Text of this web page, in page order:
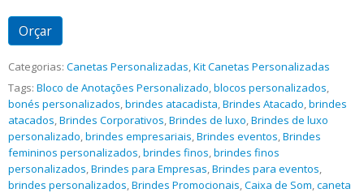
Orçar
Categorias: Canetas Personalizadas,Kit Canetas Personalizadas
Tags: Bloco de Anotações Personalizado,blocos personalizados,
bonés personalizados,brindes atacadista,Brindes Atacado,brindes
atacados,Brindes Corporativos,Brindes de luxo,Brindes de luxo
personalizado,brindes empresariais,Brindes eventos,Brindes
femininos personalizados,brindes finos,brindes finos
personalizados,Brindes para Empresas,Brindes para eventos,
brindes personalizados,Brindes Promocionais,Caixa de Som,caneta